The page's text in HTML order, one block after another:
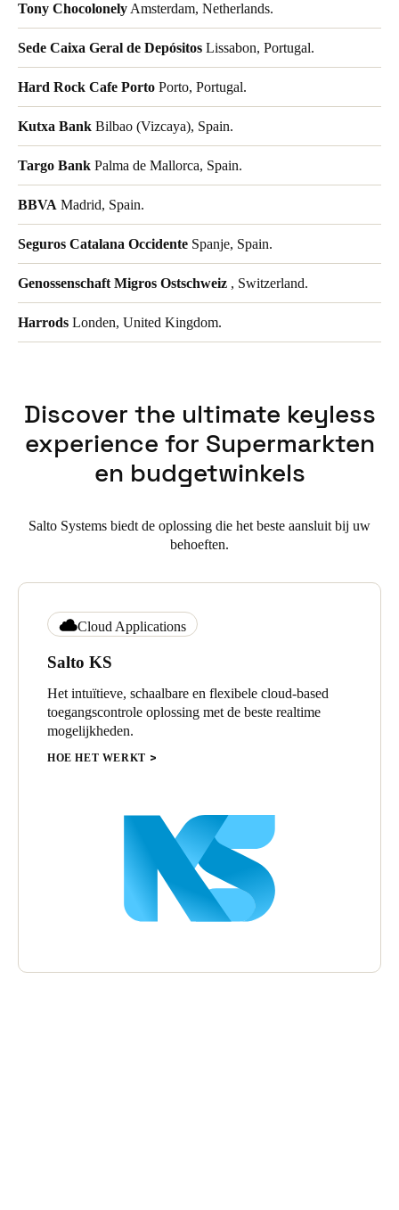
Tony ChocolonelyAmsterdam, Netherlands.
Sede Caixa Geral de Depósitos Lissabon, Portugal.
Hard Rock Cafe Porto Porto, Portugal.
Kutxa Bank Bilbao (Vizcaya), Spain.
Targo Bank Palma de Mallorca, Spain.
BBVA Madrid, Spain.
Seguros Catalana Occidente Spanje, Spain.
Genossenschaft Migros Ostschweiz , Switzerland.
Harrods Londen, United Kingdom.
Discover the ultimate keyless
experience for Supermarkten
en budgetwinkels
Salto Systems biedt de oplossing die het beste aansluit bij uw
behoeften.
Cloud Applications
Salto KS
Het intuïtieve, schaalbare en flexibele cloud-based
toegangscontrole oplossing met de beste realtime
mogelijkheden.
HOE HET WERKT